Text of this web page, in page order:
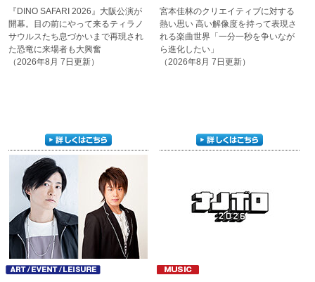
『DINO SAFARI 2026』大阪公演が
開幕。目の前にやって来るティラ ノ
サウルスたち息づかいまで再現され
た恐竜に来場者も大興奮
（2026年8月 7日更新）
宮本佳林のクリエイティブに対する
熱い思い 高い解像度を持って表現さ
れる楽曲世界 「一分一秒を争いなが
ら進化したい」
（2026年8月 7日更新）